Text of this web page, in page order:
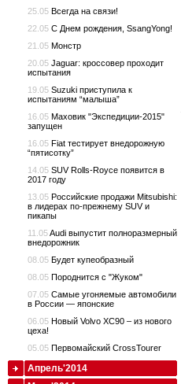
25.05 Всегда на связи!
22.05 С Днем рождения, SsangYong!
21.05 Монстр
20.05 Jaguar: кроссовер проходит
испытания
19.05 Suzuki приступила к
испытаниям “малыша”
16.05 Маховик "Экспедиции-2015"
запущен
16.05 Fiat тестирует внедорожную
“пятисотку”
14.05 SUV Rolls-Royce появится в
2017 году
13.05 Российские продажи Mitsubishi:
в лидерах по-прежнему SUV и
пикапы
11.05Audi выпустит полноразмерный
внедорожник
08.05 Будет купеобразный
08.05 Породнится с "Жуком"
07.05 Самые угоняемые автомобили
в России — японские
06.05 Новый Volvo XC90 – из нового
цеха!
05.05 Первомайский CrossTourer
Апрель'2014